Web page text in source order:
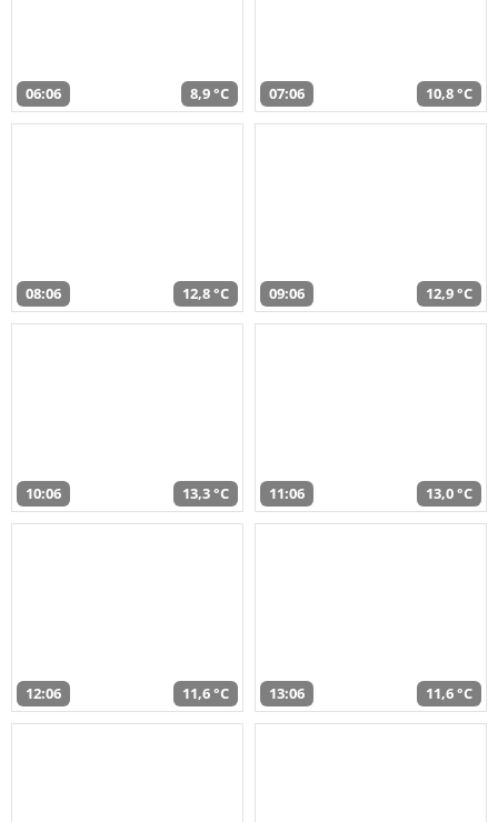
06:06 8,9 °C 07:06 10,8 °C
08:06 12,8 °C 09:06 12,9 °C
10:06 13,3 °C 11:06 13,0 °C
12:06 11,6 °C 13:06 11,6 °C